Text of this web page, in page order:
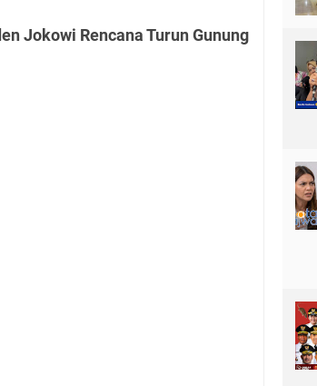
Jokowi Rencana Turun Gunung